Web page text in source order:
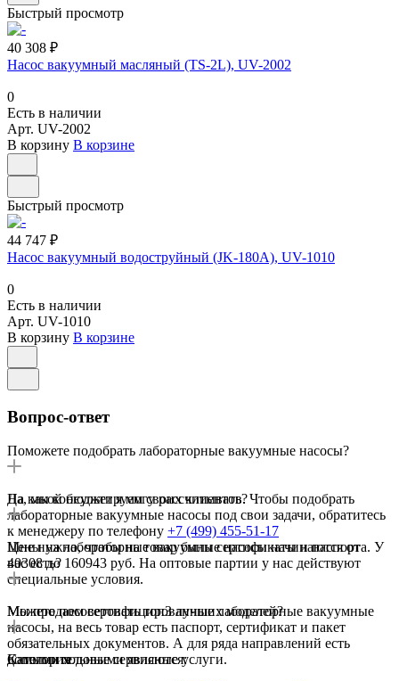
Быстрый просмотр
40 308 ₽
Насос вакуумный масляный (TS-2L), UV-2002
0
Есть в наличии
Арт. UV-2002
В корзину В корзине
Быстрый просмотр
44 747 ₽
Насос вакуумный водоструйный (JK-180A), UV-1010
0
Есть в наличии
Арт. UV-1010
В корзину В корзине
Вопрос-ответ
Поможете подобрать лабораторные вакуумные насосы?
Да, мы консультируем своих клиентов. Чтобы подобрать
лабораторные вакуумные насосы под свои задачи, обратитесь
к менеджеру по телефону +7 (499) 455-51-17
На какой бюджет я могу рассчитывать?
Цены на лабораторные вакуумные насосы начинаются от
40308 до 160943 руб. На оптовые партии у нас действуют
специальные условия.
Мне нужно, чтобы на товар были сертификаты и паспорта. У
вас есть?
Мы продаем сертифицированные лабораторные вакуумные
насосы, на весь товар есть паспорт, сертификат и пакет
обязательных документов. А для ряда направлений есть
дополнительные сервисные услуги.
Можете посоветовать топ3 лучших моделей?
Самыми ходовыми являются:
Категория